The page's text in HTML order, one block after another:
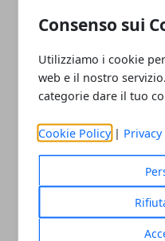
Consenso sui
Utilizziamo i cookie
web e il nostro
categorie dare il tuo
Cookie Policy |
Olimpiadi 2016:
uccide criminale
05/08/2016